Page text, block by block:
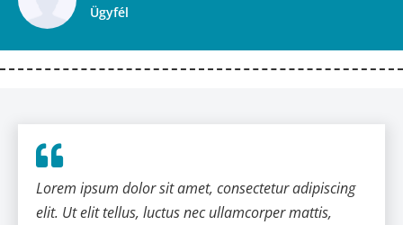
Ügyfél
Lorem ipsum dolor sit amet, consectetur adipiscing
elit. Ut elit tellus, luctus nec ullamcorper mattis,